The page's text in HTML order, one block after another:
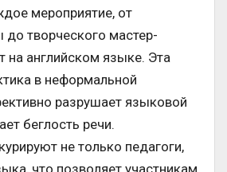
мероприятие, от
до творческого мастер-
на английском языке. Эта
в неформальной
разрушает языковой
беглость речи.
не только педагоги,